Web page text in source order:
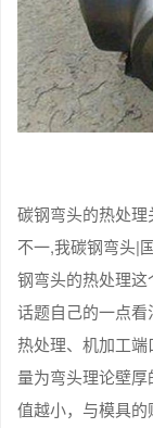
碳钢弯头的热处
不一,我碳钢弯头|
钢弯头的热处理
话题自己的一点
热处理、机加工
量为弯头理论壁
值越小，与模具